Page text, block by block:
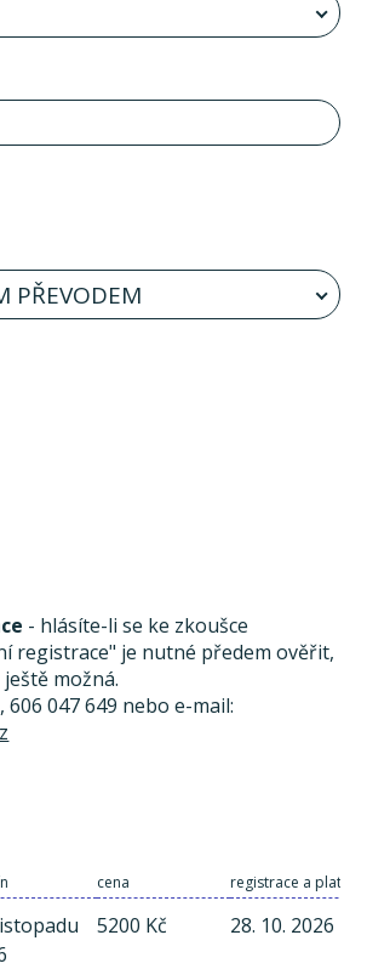
PŘEVODEM
- hlásíte-li se ke zkoušce
registrace" je nutné předem ověřit,
možná.
606 047 649 nebo e-mail:
cena registrace a platba
5200 Kč 28. 10. 2026